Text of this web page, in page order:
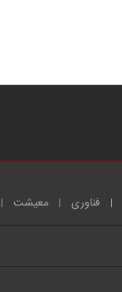
فناوری معیشت